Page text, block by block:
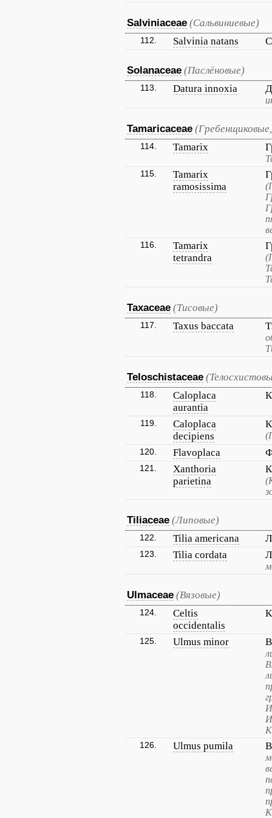
Salviniaceae (Сальвиниевые)
112. Salvinia natans
Solanaceae (Паслёновые)
113. Datura innoxia
Tamaricaceae
114. Tamarix
115.
Tamarix
ramosissima
116.
Tamarix
tetrandra
Taxaceae (Тисовые)
117. Taxus baccata
Teloschistaceae
118.
Caloplaca
aurantia
119.
Caloplaca
decipiens
120. Flavoplaca
121.
Xanthoria
parietina
Tiliaceae (Липовые)
122. Tilia americana
123. Tilia cordata
Ulmaceae (Вязовые)
124.
Celtis
occidentalis
125. Ulmus minor
126. Ulmus pumila